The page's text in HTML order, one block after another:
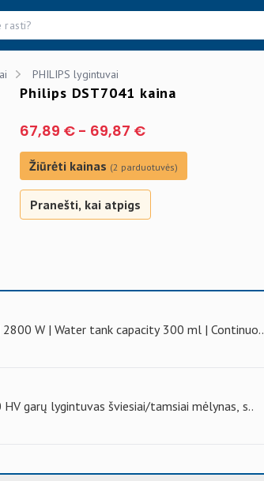
PHILIPS lygintuvai
Philips DST7041 kaina
67,89 € - 69,87 €
Žiūrėti kainas (2 parduotuvės)
Pranešti, kai atpigs
W | Water tank capacity 300 ml | Continuo..
garų lygintuvas šviesiai/tamsiai mėlynas, s..